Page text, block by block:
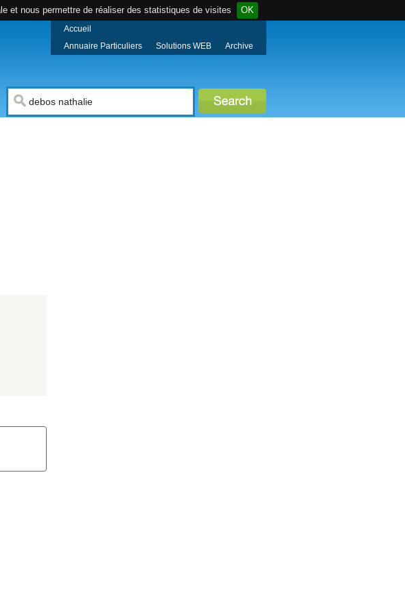
et nous permettre de réaliser des statistiques de visites OK
Accueil
Annuaire Particuliers
Solutions WEB Archive